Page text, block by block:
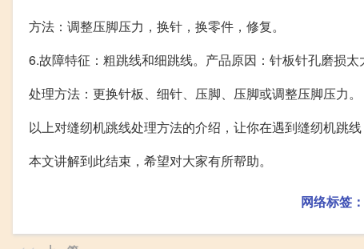
方法：调整压脚压力，换针，换零件，修复。
6.故障特征：粗跳线和细跳线。产品原因：针板针孔磨损
处理方法：更换针板、细针、压脚、压脚或调整压脚压力。
以上对缝纫机跳线处理方法的介绍，让你在遇到缝纫机跳线
本文讲解到此结束，希望对大家有所帮助。
网络标签：